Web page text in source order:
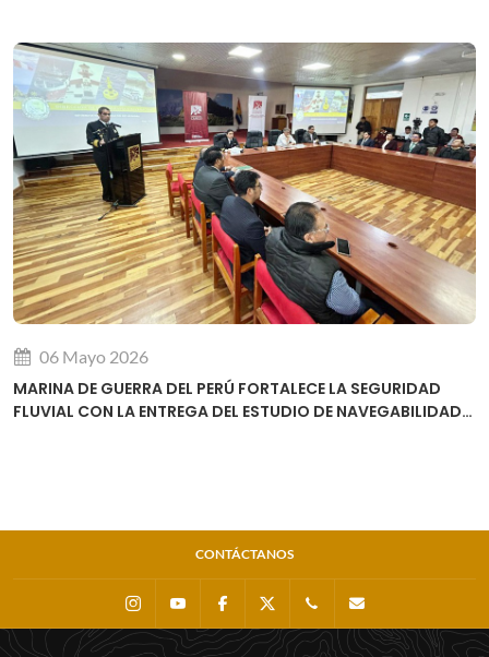
06 Mayo 2026
MARINA DE GUERRA DEL PERÚ FORTALECE LA SEGURIDAD
FLUVIAL CON LA ENTREGA DEL ESTUDIO DE NAVEGABILIDAD
CONTÁCTANOS
InstagramYoutube Facebook 0511 - 207 8160